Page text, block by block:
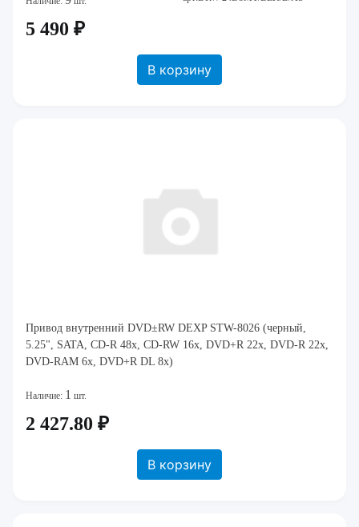
5 490 ₽
В корзину
Привод внутренний DVD±RW DEXP STW-8026 (черный,
5.25", SATA, CD-R 48x, CD-RW 16x, DVD+R 22x, DVD-R 22x,
DVD-RAM 6x, DVD+R DL 8x)
Наличие: 1 шт.
2 427.80 ₽
В корзину